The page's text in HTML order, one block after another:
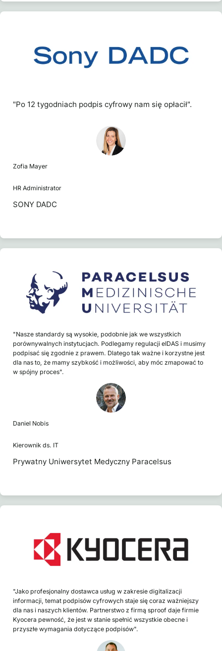
"Po 12 tygodniach podpis cyfrowy nam się opłacił".
Zofia Mayer
HR Administrator
SONY DADC
"Nasze standardy są wysokie, podobnie jak we wszystkich
porównywalnych instytucjach. Podlegamy regulacji eIDAS i musimy
podpisać się zgodnie z prawem. Dlatego tak ważne i korzystne jest
dla nas to, że mamy szybkość i możliwości, aby móc zmapować to
w spójny proces".
Daniel Nobis
Kierownik ds. IT
Prywatny Uniwersytet Medyczny Paracelsus
"Jako profesjonalny dostawca usług w zakresie digitalizacji
informacji, temat podpisów cyfrowych staje się coraz ważniejszy
dla nas i naszych klientów. Partnerstwo z firmą sproof daje firmie
Kyocera pewność, że jest w stanie spełnić wszystkie obecne i
przyszłe wymagania dotyczące podpisów".